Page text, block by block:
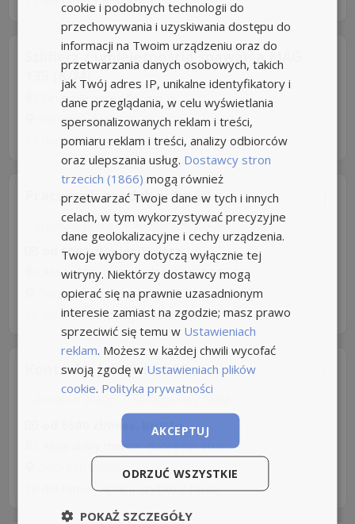
Szlifierz z umiejętnością spawania MAG
135 (K/M)
Grupa Progres Sp. z o. o
Dobrzeń Wielki
15 dni temu zgowork.pl
Pracownik produkcji (m/k)
Umowa o pracę Rodzaj pracy: Stała
od 5000 zł/mies. brutto
Assa abloy mercor doors sp. zo.o
Dobrzeń Wielki
16 dni temu -Aplikuj szybko z Nuzle
Kontroler jakości (m/k)
Rodzaj pracy: Stała
od 5500 zł/mies. brutto
Assa abloy mercor doors sp. zo.o
Dobrzeń Wielki
16 dni temu -Aplikuj szybko z Nuzle
cookie i podobnych technologii do
przechowywania i uzyskiwania dostępu do
informacji na Twoim urządzeniu oraz do
przetwarzania danych osobowych, takich
jak Twój adres IP, unikalne identyfikatory i
dane przeglądania, w celu wyświetlania
spersonalizowanych reklam i treści,
pomiaru reklam i treści, analizy odbiorców
oraz ulepszania usług. Dostawcy stron
trzecich (1866) mogą również
przetwarzać Twoje dane w tych i innych
celach, w tym wykorzystywać precyzyjne
dane geolokalizacyjne i cechy urządzenia.
Twoje wybory dotyczą wyłącznie tej
witryny. Niektórzy dostawcy mogą
opierać się na prawnie uzasadnionym
interesie zamiast na zgodzie; masz prawo
sprzeciwić się temu w Ustawieniach
reklam. Możesz w każdej chwili wycofać
swoją zgodę w Ustawieniach plików
cookie. Polityka prywatności
AKCEPTUJ
ODRZUĆ WSZYSTKIE
POKAŻ SZCZEGÓŁY